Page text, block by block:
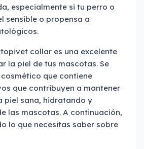
especialmente si tu perro o
sensible o propensa a
collar es una excelente
la piel de tus mascotas. Se
que contiene
que contribuyen a mantener
piel sana, hidratando y
las mascotas. A continuación,
lo que necesitas saber sobre